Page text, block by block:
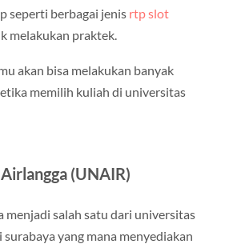
seperti berbagai jenis rtp slot
melakukan praktek.
akan bisa melakukan banyak
memilih kuliah di universitas
(UNAIR)
menjadi salah satu dari universitas
yang mana menyediakan